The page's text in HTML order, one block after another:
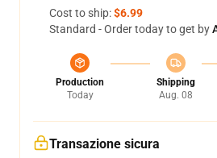
Cost to ship:$6.99
Standard - Order today to get by
Production
Today
Shipping
Aug. 08
Transazione sicura